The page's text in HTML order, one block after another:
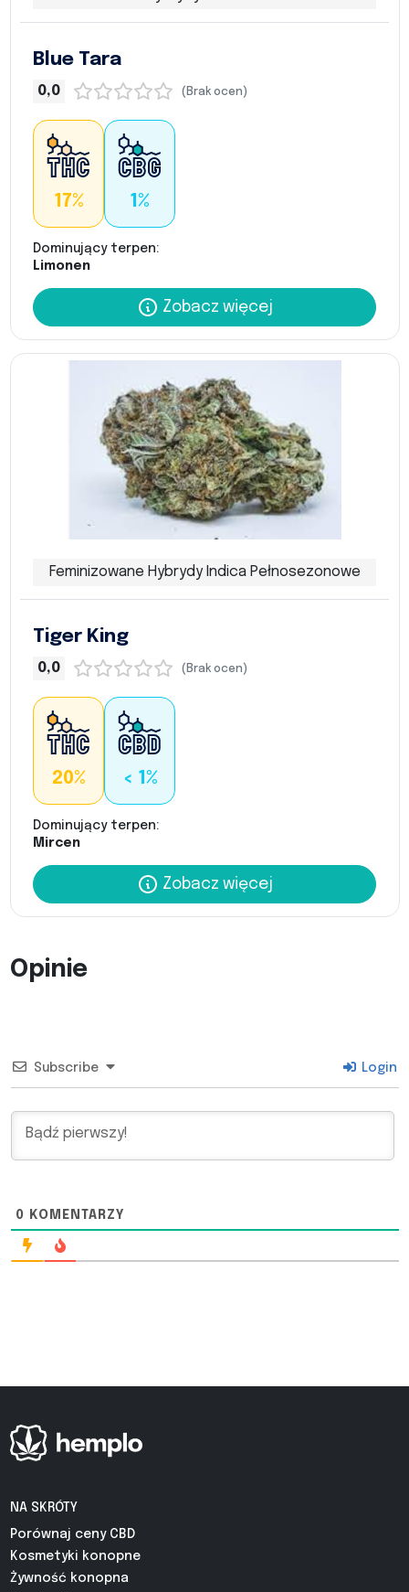
Blue Tara
0,0 (Brak ocen)
17% 1%
Dominujący terpen:
Limonen
Zobacz więcej
Feminizowane Hybrydy Indica Pełnosezonowe
Tiger King
0,0 (Brak ocen)
20% < 1%
Dominujący terpen:
Mircen
Zobacz więcej
Opinie
Subscribe Login
0 KOMENTARZY
NA SKRÓTY
Porównaj ceny CBD
Kosmetyki konopne
Żywność konopna